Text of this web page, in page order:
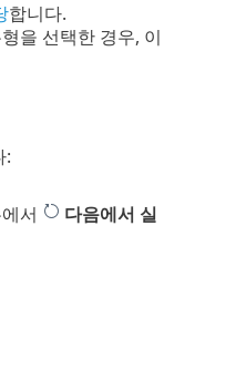
합니다.
을 선택한 경우, 이
:
서
다음에서 실